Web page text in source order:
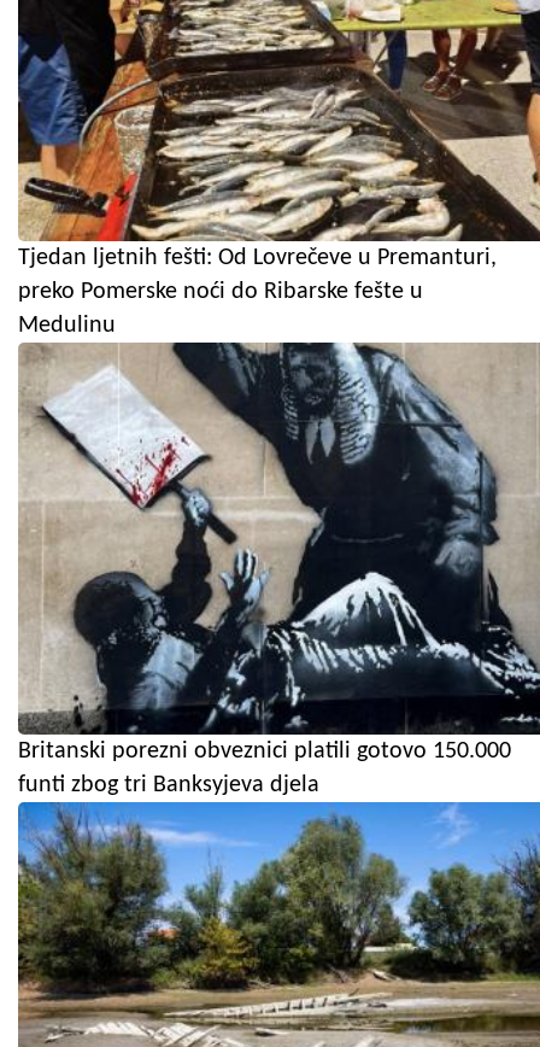
Tjedan ljetnih fešti: Od Lovrečeve u Premanturi,
preko Pomerske noći do Ribarske fešte u
Medulinu
Britanski porezni obveznici platili gotovo 150.000
funti zbog tri Banksyjeva djela